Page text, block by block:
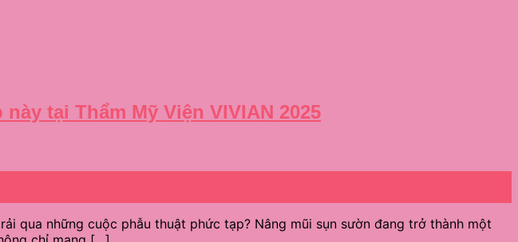
tại Thẩm Mỹ Viện VIVIAN 2025
qua những cuộc phẫu thuật phức tạp? Nâng mũi sụn sườn đang trở thành một